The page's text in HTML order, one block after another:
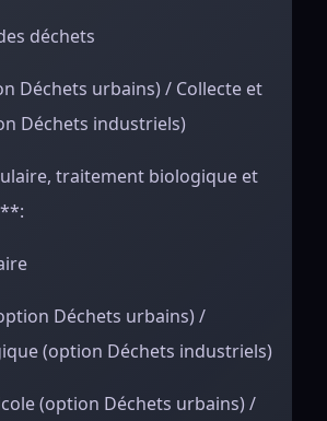
déchets
Déchets urbains) / Collecte et
Déchets industriels)
traitement biologique et
Déchets urbains) /
(option Déchets industriels)
(option Déchets urbains) /